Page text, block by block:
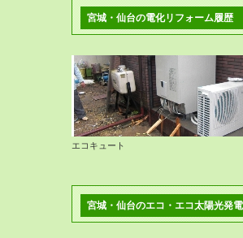
宮城・仙台の電化リフォーム履歴
エコキュート
宮城・仙台のエコ・エコ太陽光発